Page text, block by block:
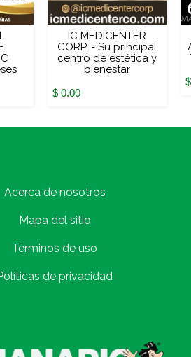
IC MEDICENTER
CORP. - Su principal
centro de estética y
bienestar
$ 0.00
Acerca de nosotros
Mapa del sitio
Términos de uso
de privacidad